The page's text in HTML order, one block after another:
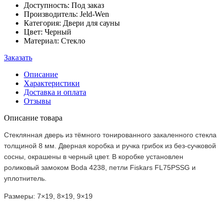
Доступность: Под заказ
Производитель: Jeld-Wen
Категория: Двери для сауны
Цвет: Черный
Материал: Стекло
Заказать
Описание
Характеристики
Доставка и оплата
Отзывы
Описание товара
Стеклянная дверь из тёмного тонированного закаленного стекла
толщиной 8 мм. Дверная коробка и ручка грибок из без-сучковой
сосны, окрашены в черный цвет. В коробке установлен
роликовый замоком Boda 4238, петли Fiskars FL75PSSG и
уплотнитель.
Размеры: 7×19, 8×19, 9×19